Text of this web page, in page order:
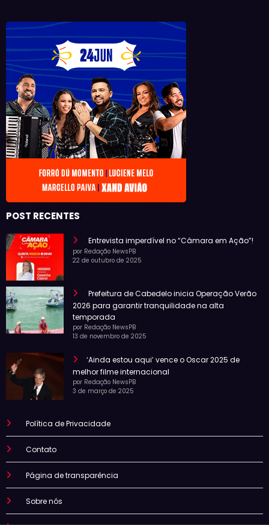
POST RECENTES
Entrevista imperdível no “Câmara em Ação”!
por Redação NewsPB
22 de outubro de 2025
Prefeitura de Cabedelo inicia Operação Verão
2026 para garantir tranquilidade na alta
temporada
por Redação NewsPB
13 de novembro de 2025
‘Ainda estou aqui’ vence o Oscar 2025 de
melhor filme internacional
por Redação NewsPB
3 de março de 2025
Política de Privacidade
Contato
Página de transparência
Sobre nós